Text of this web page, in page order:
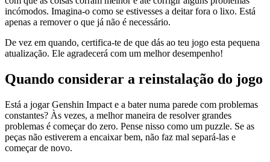
incómodos. Imagina-o como se estivesses a deitar fora o lixo. Está
apenas a remover o que já não é necessário.
De vez em quando, certifica-te de que dás ao teu jogo esta pequena
atualização. Ele agradecerá com um melhor desempenho!
Quando considerar a reinstalação do jogo
Está a jogar Genshin Impact e a bater numa parede com problemas
constantes? Às vezes, a melhor maneira de resolver grandes
problemas é começar do zero. Pense nisso como um puzzle. Se as
peças não estiverem a encaixar bem, não faz mal separá-las e
começar de novo.